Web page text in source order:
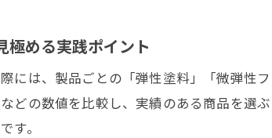
外壁塗装で
弾性塗料を
極める実践ポイント
には、製品ごとの「弾性塗料」「微弾性
どの数値を比較し、実績のある商品を選
す。